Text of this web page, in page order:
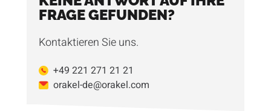
FRAGE GEFUNDEN?
Kontaktieren Sie uns.
+49 221 271 21 21
orakel-de@orakel.com